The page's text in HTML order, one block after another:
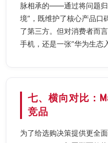
脉相承的——通过将问题归
境”，既维护了核心产品口
了第三方。但对消费者而
手机，还是一张”华为生态
七、横向对比：
竞品
为了给选购决策提供更全